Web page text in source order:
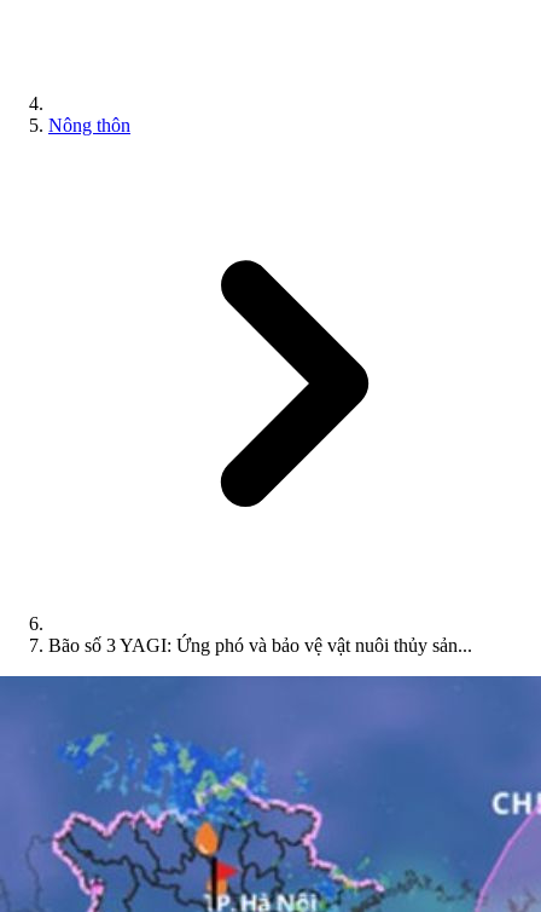
Nông thôn
Bão số 3 YAGI: Ứng phó và bảo vệ vật nuôi thủy sản...